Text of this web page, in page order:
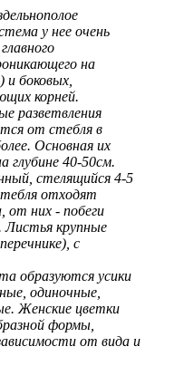
у нее очень
на
и боковых,
корней.
разветвления
от стебля в
Основная их
глубине 40-50см.
стелящийся 4-5
отходят
от них - побеги
Листья крупные
с
образуются усики
одиночные,
Женские цветки
формы,
от вида и